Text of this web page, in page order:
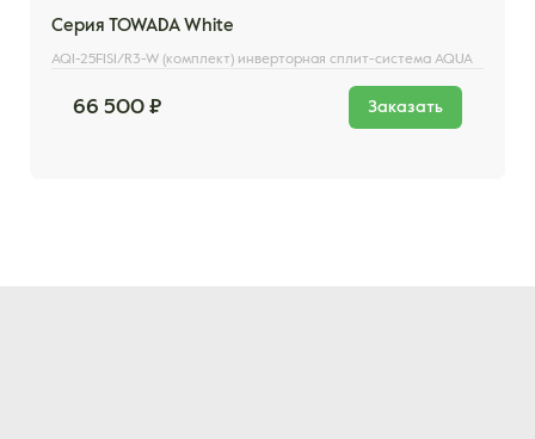
Серия TOWADA White
AQI-25FIS1/R3-W (комплект) инверторная сплит-система AQUA
66 500 ₽ Заказать